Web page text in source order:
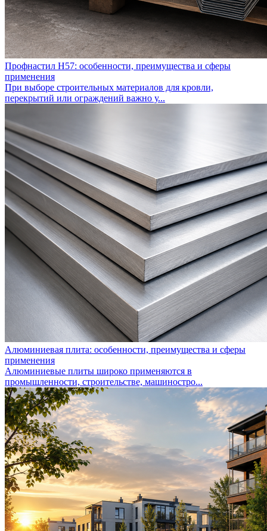
Профнастил Н57: особенности, преимущества и сферы
применения
При выборе строительных материалов для кровли,
перекрытий или ограждений важно у...
Алюминиевая плита: особенности, преимущества и сферы
применения
Алюминиевые плиты широко применяются в
промышленности, строительстве, машиностро...